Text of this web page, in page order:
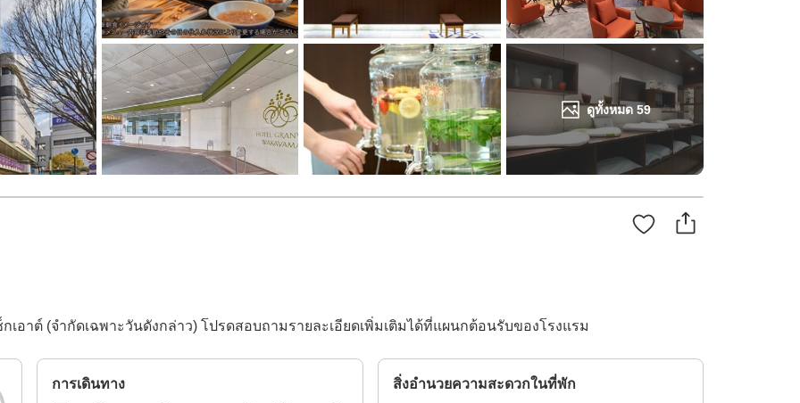
ดูทั้งหมด 59
อาต์ (จำกัดเฉพาะวันดังกล่าว) โปรดสอบถามรายละเอียดเพิ่มเติมได้ที่แผนกต้อนรับของโรงแรม
การเดินทาง สิ่งอำนวยความสะดวกในที่พัก